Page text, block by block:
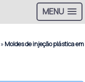
MENU
»Moldes de injeção plástica em